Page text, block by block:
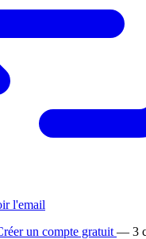
l'email
un compte gratuit — 3